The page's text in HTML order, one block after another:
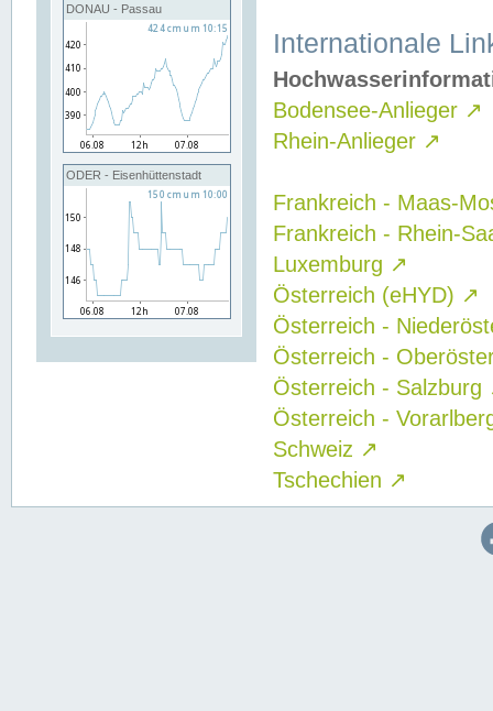
DONAU - Passau
ODER - Eisenhüttenstadt
Internationale
Bodensee-Anlieger ↗
Rhein-Anlieger ↗
Frankreich - Maas-
Frankreich - Rhein-
Luxemburg ↗
Österreich (eHYD) ↗
Österreich -
Österreich -
Österreich - Salzburg
Österreich -
Schweiz ↗
Tschechien ↗